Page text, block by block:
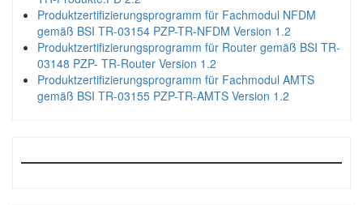
Produktzertifizierungsprogramm für Fachmodul NFDM
gemäß BSI TR-03154 PZP-TR-NFDM Version 1.2
Produktzertifizierungsprogramm für Router gemäß BSI TR-
03148 PZP- TR-Router Version 1.2
Produktzertifizierungsprogramm für Fachmodul AMTS
gemäß BSI TR-03155 PZP-TR-AMTS Version 1.2